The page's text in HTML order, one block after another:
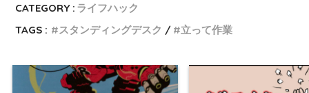
CATEGORY : ライフハック
TAGS :
スタンディングデスク 立って作業